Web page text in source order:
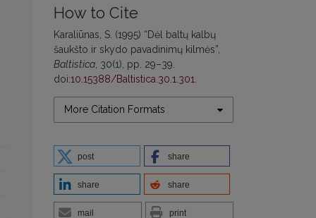
How to Cite
Karaliūnas, S. (1995) “Dėl baltų kalbų
šaukšto ir skydo pavadinimų kilmės”,
Baltistica , 30(1), pp. 29–39.
doi:10.15388/Baltistica.30.1.301
More Citation Formats
post share
share share
mail print